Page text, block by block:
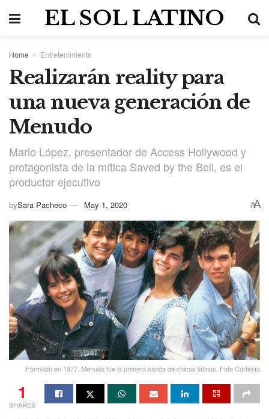
EL SOL LATINO
Home Entretenimiento
Realizarán reality para
una nueva generación de
Menudo
Mario López, presentador de Access Hollywood y
protagonista de la mítica Saved by the Bell, es el
productor ejecutivo
bySara Pacheco May 1, 2020 AA
Formado en 1977, Menudo fue la primera banda de chicos latinos. Foto Cortesía
1
SHARES